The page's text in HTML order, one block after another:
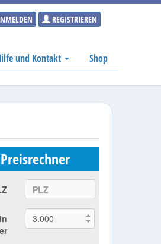
REGISTRIEREN
und Kontakt Shop